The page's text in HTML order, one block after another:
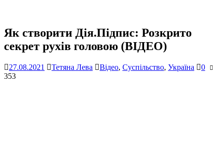
Як створити Дія.Підпис: Розкрито
секрет рухів головою (ВІДЕО)
27.08.2021 Тетяна Лева Відео, Суспільство, Україна
0
353